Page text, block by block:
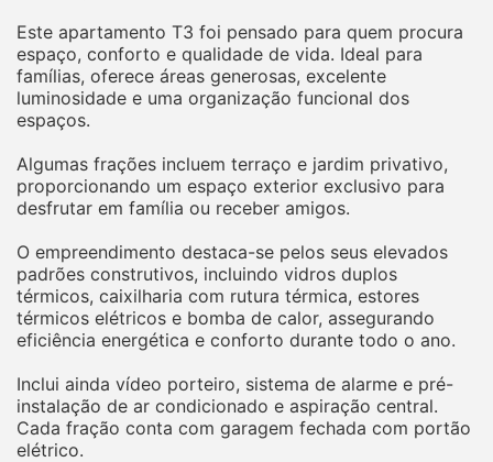
Este apartamento T3 foi pensado para quem procura
espaço, conforto e qualidade de vida. Ideal para
famílias, oferece áreas generosas, excelente
luminosidade e uma organização funcional dos
espaços.
Algumas frações incluem terraço e jardim privativo,
proporcionando um espaço exterior exclusivo para
desfrutar em família ou receber amigos.
O empreendimento destaca-se pelos seus elevados
padrões construtivos, incluindo vidros duplos
térmicos, caixilharia com rutura térmica, estores
térmicos elétricos e bomba de calor, assegurando
eficiência energética e conforto durante todo o ano.
Inclui ainda vídeo porteiro, sistema de alarme e pré-
instalação de ar condicionado e aspiração central.
Cada fração conta com garagem fechada com portão
elétrico.